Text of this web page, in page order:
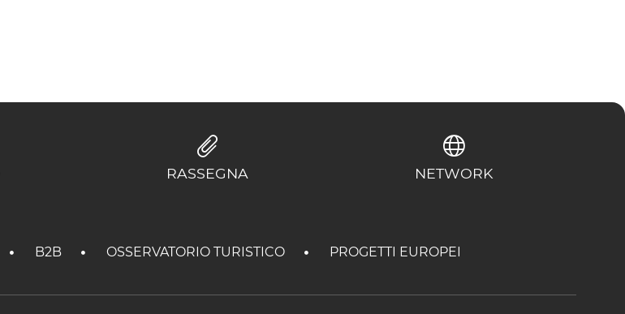
RASSEGNA NETWORK
B2B OSSERVATORIO TURISTICO PROGETTI EUROPEI